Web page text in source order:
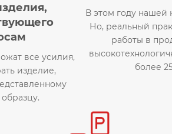
все усилия,
изделие,
В этом году нашей
Но, реальный
работы в
более